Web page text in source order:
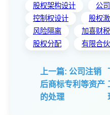
股权架构设计
公
控制权设计
股权
风险隔离
加喜财税
股权分配
有限合
上一篇: 公司注销
后商标专利等资产
的处理